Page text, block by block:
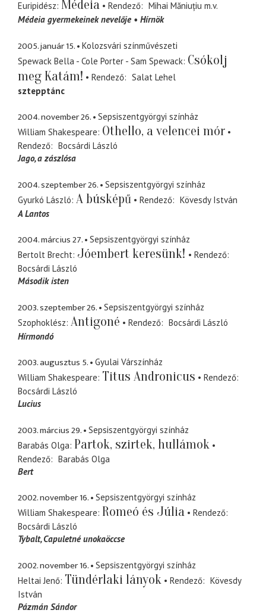
Euripidész Médeia Rendező Mihai Măniuțiu m.v.
Médeia gyermekeinek nevelője
Hírnök
2005. január 15.
Kolozsvári színművészeti
Spewack Bella - Cole Porter - Sam Spewack Csókolj
meg Katám!
Rendező
Salat Lehel
sztepptánc
2004. november 26.
Sepsiszentgyörgyi színház
William Shakespeare Othello, a velencei mór
Rendező
Bocsárdi László
Jago a zászlósa
2004. szeptember 26.
Sepsiszentgyörgyi színház
Gyurkó László A búsképű Rendező
Kövesdy István
A Lantos
2004. március 27.
Sepsiszentgyörgyi színház
Bertolt Brecht Jóembert keresünk!
Rendező
Bocsárdi László
Második isten
2003. szeptember 26.
Sepsiszentgyörgyi színház
Szophoklész Antigoné Rendező
Bocsárdi László
Hírmondó
2003. augusztus 5.
Gyulai Várszínház
William Shakespeare Titus Andronicus
Rendező
Bocsárdi László
Lucius
2003. március 29.
Sepsiszentgyörgyi színház
Barabás Olga Partok, szirtek, hullámok
Rendező
Barabás Olga
Bert
2002. november 16.
Sepsiszentgyörgyi színház
William Shakespeare Romeó és Júlia
Rendező
Bocsárdi László
Tybalt Capuletné unokaöccse
2002. november 16.
Sepsiszentgyörgyi színház
Heltai Jenő Tündérlaki lányok Rendező
Kövesdy
István
Pázmán Sándor